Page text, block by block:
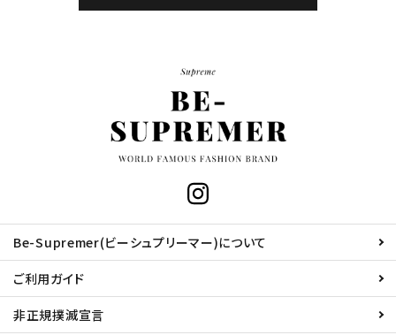
Be-Supremer(ビーシュプリーマー)について
ご利用ガイド
非正規撲滅宣言